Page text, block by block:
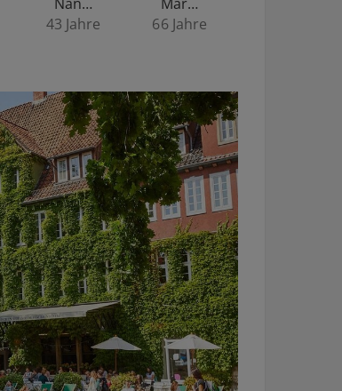
43 Jahre
66 Jahre